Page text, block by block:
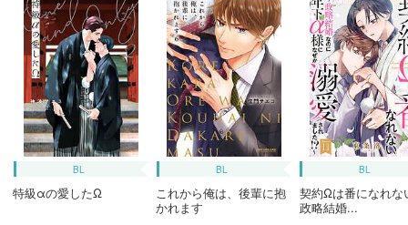
BL
特級αの愛したΩ
BL
これから俺は、後輩に抱
かれます
BL
契約Ωは番になれな
政略結婚...